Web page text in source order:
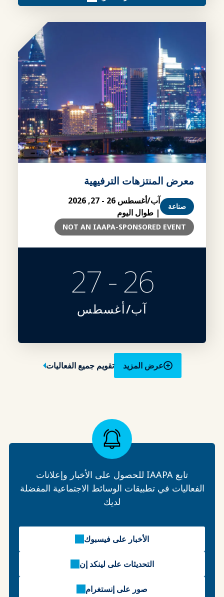
معرض المنتزهات الترفيهية
صناعة
آب/أغسطس 26 - 27, 2026
| طوال اليوم
NOT AN IAAPA-SPONSORED EVENT
26 - 27
آب/أغسطس
عرض المزيد تقويم جميع الفعاليات
تابع IAAPA للحصول على الأخبار وإعلانات
الفعاليات في تطبيقات الوسائط الاجتماعية المفضلة
لديك
الأخبار على فيسبوك
التحديثات على لينكد إن
صور على إنستغرام